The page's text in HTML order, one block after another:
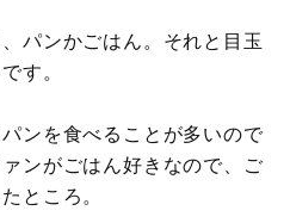
パンかごはん。それと目玉
す。
ンを食べることが多いので
ンがごはん好きなので、ご
ところ。